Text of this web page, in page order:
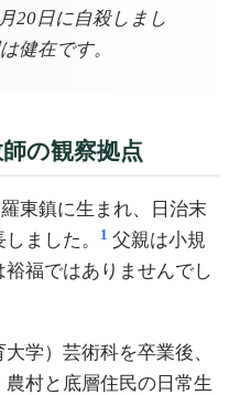
20日に自殺しまし
健在です。
の観察拠点
東鎮に生まれ、日治末
ました。
1 父親は小規
福ではありませんでし
学）芸術科を卒業後、
村と底層住民の日常生